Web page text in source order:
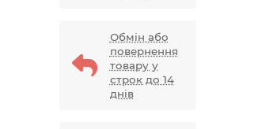
Обмін або
повернення
товару у
строк до 14
днів